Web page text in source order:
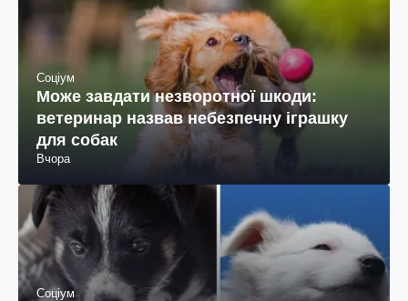
Соціум
Може завдати незворотної шкоди:
ветеринар назвав небезпечну іграшку
для собак
Вчора
Соціум